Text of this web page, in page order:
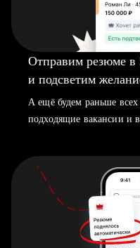
Отправим резюме
и подсветим
А ещё будем раньше всех
подходящие вакансии и